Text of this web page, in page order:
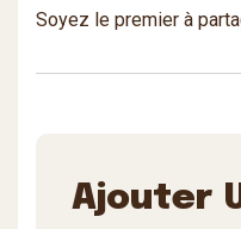
Soyez le premier à
Ajouter